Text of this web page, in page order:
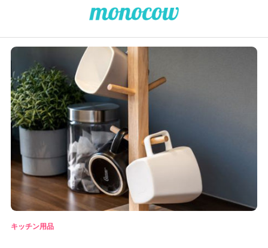
キッチン用品